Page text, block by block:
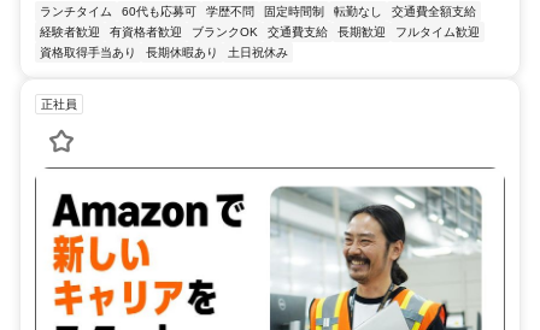
ランチタイム 60代も応募可 学歴不問 固定時間制 転勤なし
交通費全額支給
経験者歓迎
有資格者歓迎 ブランクOK 交通費支給 長期歓迎
フルタイム歓迎
資格取得手当あり
長期休暇あり 土日祝休み
正社員